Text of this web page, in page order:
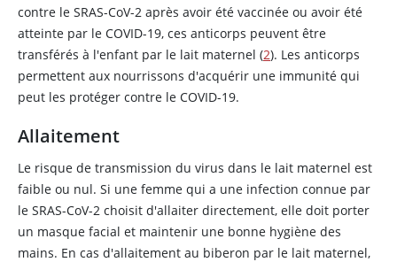
contre le SRAS-CoV-2 après avoir été vaccinée ou avoir été
atteinte par le COVID-19, ces anticorps peuvent être
transférés à l'enfant par le lait maternel (2). Les anticorps
permettent aux nourrissons d'acquérir une immunité qui
peut les protéger contre le COVID-19.
Allaitement
Le risque de transmission du virus dans le lait maternel est
faible ou nul. Si une femme qui a une infection connue par
le SRAS-CoV-2 choisit d'allaiter directement, elle doit porter
un masque facial et maintenir une bonne hygiène des
mains. En cas d'allaitement au biberon par le lait maternel,